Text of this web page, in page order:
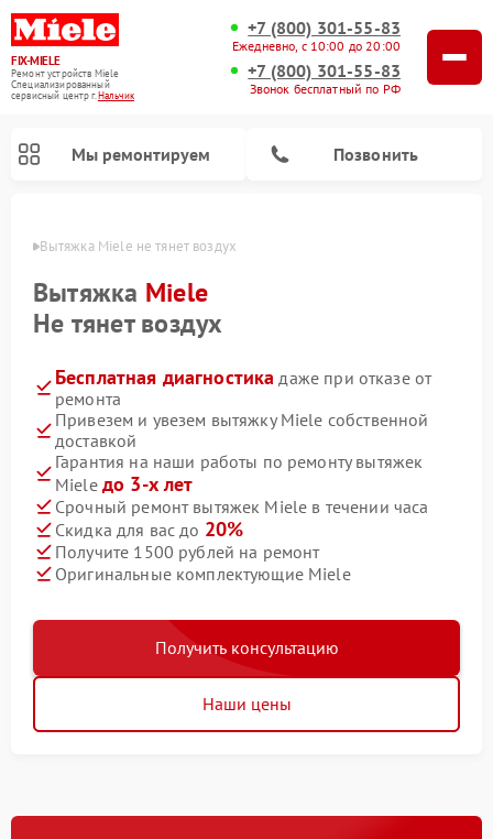
FIX-MIELE
Ремонт устройств Miele
Специализированный
cервисный центр г.Нальчик
+7 (800) 301-55-83
Ежедневно, с 10:00 до 20:00
+7 (800) 301-55-83
Звонок бесплатный по РФ
Мы ремонтируем Позвонить
Вытяжка Miele не тянет воздух
Вытяжка Miele
Не тянет воздух
Бесплатная диагностика даже при отказе от
ремонта
Привезем и увезем вытяжку Miele собственной
доставкой
Гарантия на наши работы по ремонту вытяжек
Miele до 3-х лет
Срочный ремонт вытяжек Miele в течении часа
Скидка для вас до 20%
Получите 1500 рублей на ремонт
Оригинальные комплектующие Miele
Получить консультацию
Наши цены